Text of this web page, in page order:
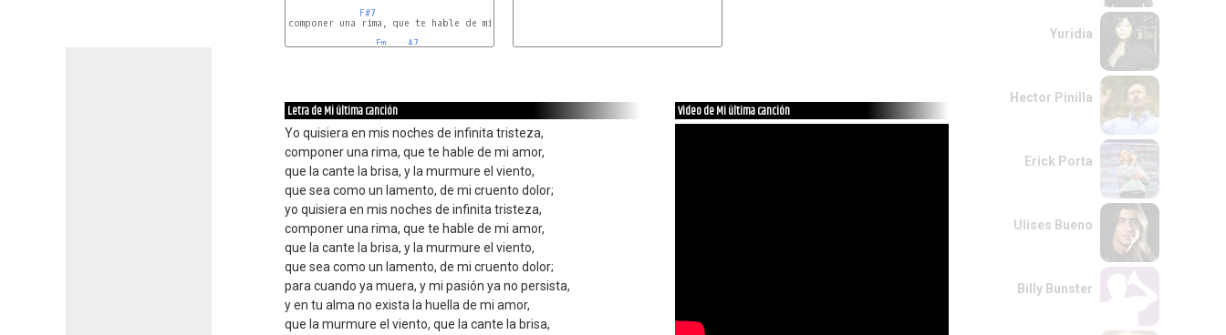
F#7
componer una rima, que te hable de mi amor,
Em
A7
D
Letra de Mi última canción
Yo quisiera en mis noches de infinita tristeza,
componer una rima, que te hable de mi amor,
que la cante la brisa, y la murmure el viento,
que sea como un lamento, de mi cruento dolor;
yo quisiera en mis noches de infinita tristeza,
componer una rima, que te hable de mi amor,
que la cante la brisa, y la murmure el viento,
que sea como un lamento, de mi cruento dolor;
para cuando ya muera, y mi pasión ya no persista,
y en tu alma no exista la huella de mi amor,
que la murmure el viento, que la cante la brisa,
Video de Mi última canción
Yuridia
Hector Pinilla
Erick Porta
Ulises Bueno
Billy Bunster